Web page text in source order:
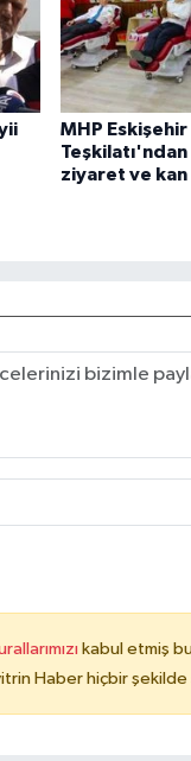
MHP Eskişehir
Teşkilatı'ndan
ziyaret ve kan
kabul etmiş
Haber hiçbir